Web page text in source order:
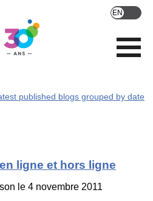
published blogs grouped by date
ligne et hors ligne
le 4 novembre 2011